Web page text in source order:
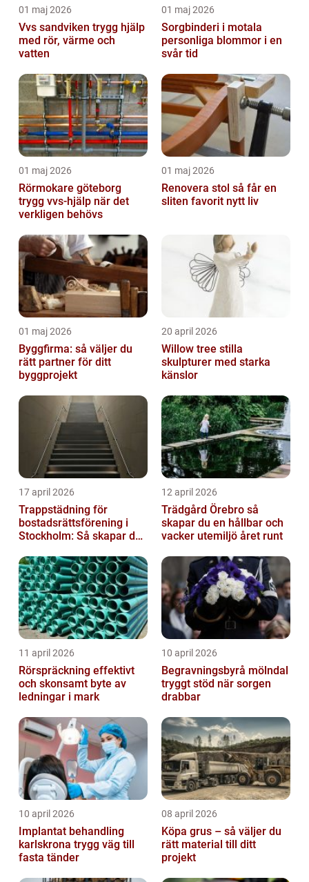
01 maj 2026
Vvs sandviken trygg hjälp
med rör, värme och
vatten
01 maj 2026
Sorgbinderi i motala
personliga blommor i en
svår tid
01 maj 2026
Rörmokare göteborg
trygg vvs-hjälp när det
verkligen behövs
01 maj 2026
Renovera stol så får en
sliten favorit nytt liv
01 maj 2026
Byggfirma: så väljer du
rätt partner för ditt
byggprojekt
20 april 2026
Willow tree stilla
skulpturer med starka
känslor
17 april 2026
Trappstädning för
bostadsrättsförening i
Stockholm: Så skapar du
trapphus...
12 april 2026
Trädgård Örebro så
skapar du en hållbar och
vacker utemiljö året runt
11 april 2026
Rörspräckning effektivt
och skonsamt byte av
ledningar i mark
10 april 2026
Begravningsbyrå mölndal
tryggt stöd när sorgen
drabbar
10 april 2026
Implantat behandling
karlskrona trygg väg till
fasta tänder
08 april 2026
Köpa grus – så väljer du
rätt material till ditt
projekt